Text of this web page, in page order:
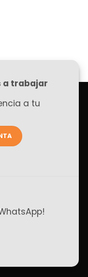
a trabajar
a tu